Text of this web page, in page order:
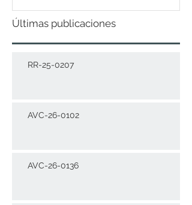
Últimas publicaciones
RR-25-0207
AVC-26-0102
AVC-26-0136